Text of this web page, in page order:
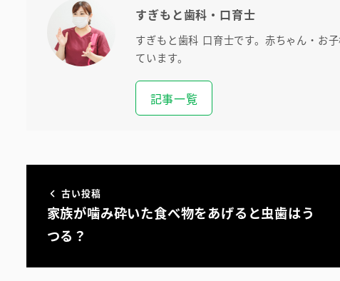
すぎもと歯科・口育士
すぎもと歯科 口育士です。赤ちゃん・お
ています。
記事一覧
古い投稿
家族が噛み砕いた食べ物をあげると虫歯はう
つる？